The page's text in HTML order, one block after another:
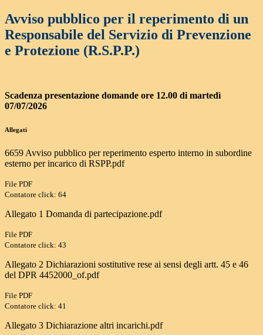
Avviso pubblico per il reperimento di un
Responsabile del Servizio di Prevenzione
e Protezione (R.S.P.P.)
Scadenza presentazione domande ore 12.00 di martedì
07/07/2026
Allegati
6659 Avviso pubblico per reperimento esperto interno in subordine
esterno per incarico di RSPP.pdf
File PDF
Contatore click: 64
Allegato 1 Domanda di partecipazione.pdf
File PDF
Contatore click: 43
Allegato 2 Dichiarazioni sostitutive rese ai sensi degli artt. 45 e 46
del DPR 4452000_of.pdf
File PDF
Contatore click: 41
Allegato 3 Dichiarazione altri incarichi.pdf